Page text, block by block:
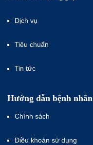
Dịch vụ
Tiêu chuẩn
Tin tức
Hướng dẫn bệnh nhân
Chính sách
Điều khoản sử dụng